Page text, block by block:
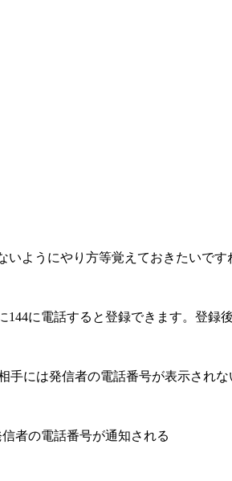
ようにやり方等覚えておきたいです
に電話すると登録できます。登録
手には発信者の電話番号が表示されな
者の電話番号が通知される